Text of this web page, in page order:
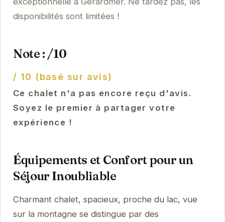
disponibilités sont limitées !
Note : /10
/ 10 (basé sur avis)
Ce chalet n'a pas encore reçu d'avis.
Soyez le premier à partager votre
expérience !
Équipements et Confort pour un
Séjour Inoubliable
Charmant chalet, spacieux, proche du lac, vue
sur la montagne se distingue par des